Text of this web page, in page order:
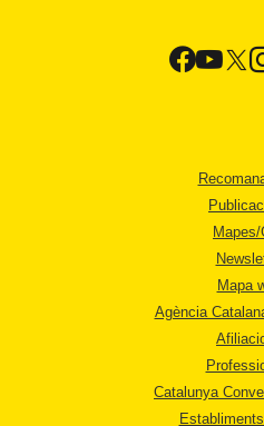
Mapes/
Mapa
Agència
Catalunya